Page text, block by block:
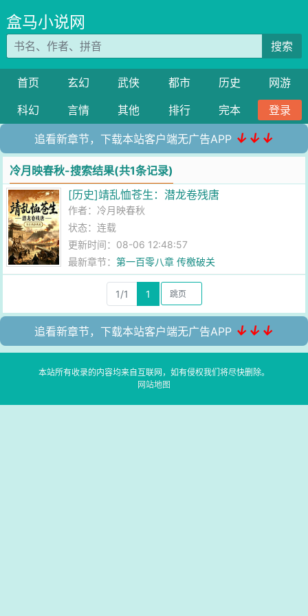
盒马小说网
搜索
首页 玄幻 武侠 都市 历史
网游
科幻
言情 其他 排行 完本 登录
追看新章节，下载本站客户端无广告APP ↓↓↓
冷月映春秋-搜索结果(共1条记录)
[历史]靖乱恤苍生：潜龙卷残唐
作者： 冷月映春秋
状态：连载
更新时间：08-06 12:48:57
最新章节：第一百零八章 传檄破关
1/1 1
追看新章节，下载本站客户端无广告APP ↓↓↓
本站所有收录的内容均来自互联网，如有侵权我们将尽快删除。
网站地图